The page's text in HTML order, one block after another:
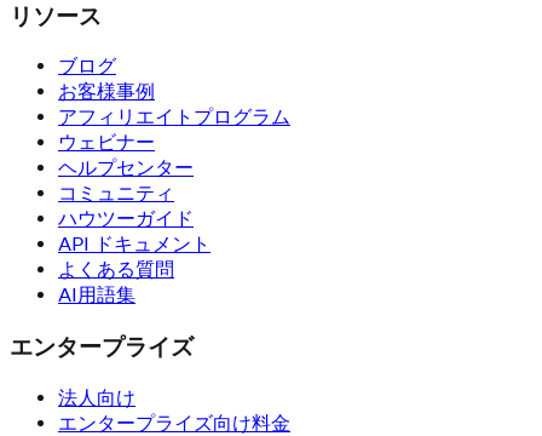
リソース
ブログ
お客様事例
アフィリエイトプログラム
ウェビナー
ヘルプセンター
コミュニティ
ハウツーガイド
API ドキュメント
よくある質問
AI用語集
エンタープライズ
法人向け
エンタープライズ向け料金